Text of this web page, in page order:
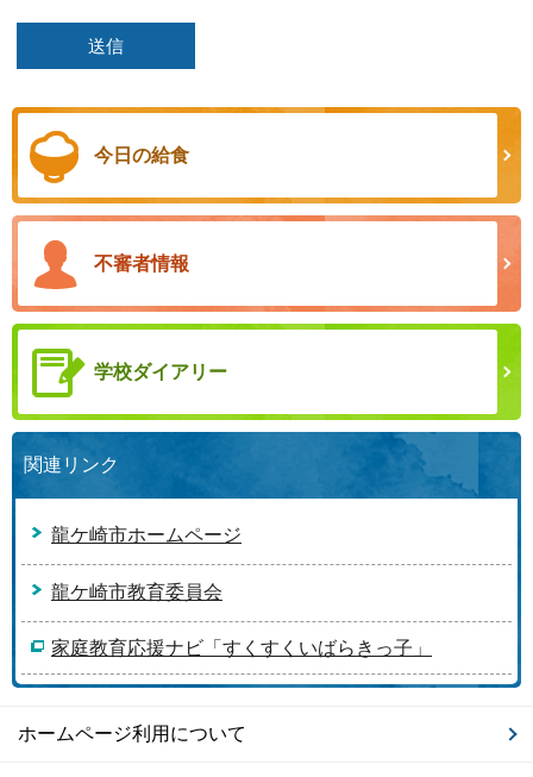
今日の給食
不審者情報
学校ダイアリー
関連リンク
龍ケ崎市ホームページ
龍ケ崎市教育委員会
家庭教育応援ナビ「すくすくいばらきっ子」
ホームページ利用について